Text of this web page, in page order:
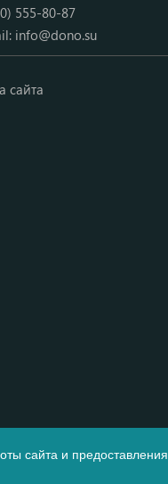
555-80-87
info@dono.su
сайта
сайта и предоставления